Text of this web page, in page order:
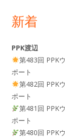
新着
PPK渡辺
第483回 PPK
ポート
第482回 PPK
ポート
第481回 PPK
ポート
第480回 PPK